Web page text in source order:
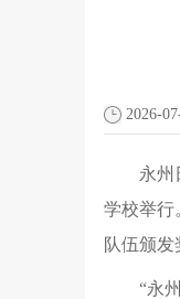
2026-
永州
学校举行
队伍颁发
“永